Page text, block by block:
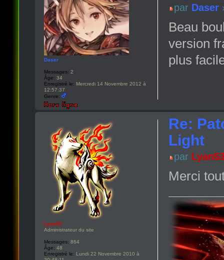
par Daser
Beau
version
plus
Daser
Messages: 2
Âge: 34
Enregistré le: Mercredi 14 Novembre 2012 à
12:57:37
Genre:
Re:
Light
par
Merci
Lyan53
Administrateur du site
Messages: 864
Âge: 48
Enregistré le: Lundi 22 Novembre 2010 à